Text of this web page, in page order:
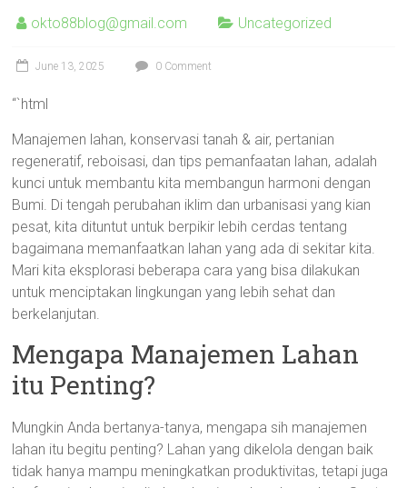
okto88blog@gmail.com Uncategorized
June 13, 2025 0 Comment
“`html
Manajemen lahan, konservasi tanah & air, pertanian
regeneratif, reboisasi, dan tips pemanfaatan lahan, adalah
kunci untuk membantu kita membangun harmoni dengan
Bumi. Di tengah perubahan iklim dan urbanisasi yang kian
pesat, kita dituntut untuk berpikir lebih cerdas tentang
bagaimana memanfaatkan lahan yang ada di sekitar kita.
Mari kita eksplorasi beberapa cara yang bisa dilakukan
untuk menciptakan lingkungan yang lebih sehat dan
berkelanjutan.
Mengapa Manajemen Lahan
itu Penting?
Mungkin Anda bertanya-tanya, mengapa sih manajemen
lahan itu begitu penting? Lahan yang dikelola dengan baik
tidak hanya mampu meningkatkan produktivitas, tetapi juga